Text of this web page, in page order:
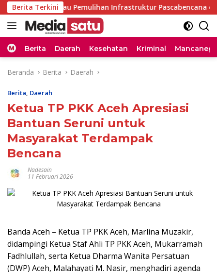
Langsung
ke
konten
Berita Terkini
Tinjau Pemulihan Infrastruktur Pascabencana di Bireuen
Home
Berita Daerah Kesehatan Kriminal
Beranda Berita Daerah
Berita, Daerah
Ketua TP PKK Aceh Apresiasi
Bantuan Seruni untuk
Masyarakat Terdampak
Bencana
Nadesain
11 Februari 2026
Banda Aceh – Ketua TP PKK Aceh, Marlina Muzakir,
didampingi Ketua Staf Ahli TP PKK Aceh, Mukarramah
Fadhlullah, serta Ketua Dharma Wanita Persatuan
(DWP) Aceh, Malahayati M. Nasir, menghadiri agenda